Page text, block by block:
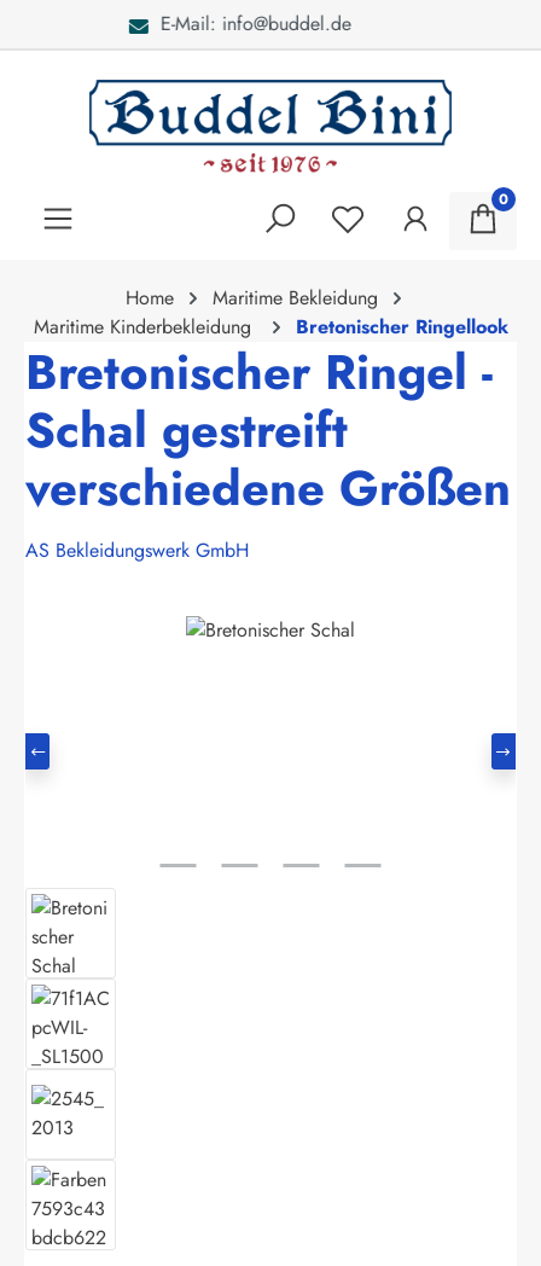
Bei Fragen: 040 - 46 28 52
0
Home
Maritime Bekleidung
Maritime Kinderbekleidung
Bretonischer Ringellook
Bretonischer Ringel -
Schal gestreift
verschiedene Größen
AS Bekleidungswerk GmbH
Bildergalerie überspringen